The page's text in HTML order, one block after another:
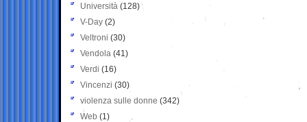
Università (128)
V-Day (2)
Veltroni (30)
Vendola (41)
Verdi (16)
Vincenzi (30)
violenza sulle donne (342)
Web (1)